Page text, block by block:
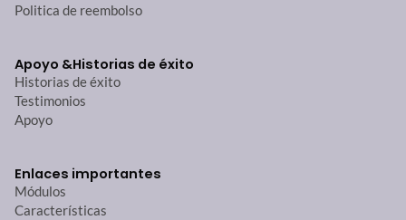
Politica de reembolso
Apoyo &Historias de éxito
Historias de éxito
Testimonios
Apoyo
Enlaces importantes
Módulos
Características